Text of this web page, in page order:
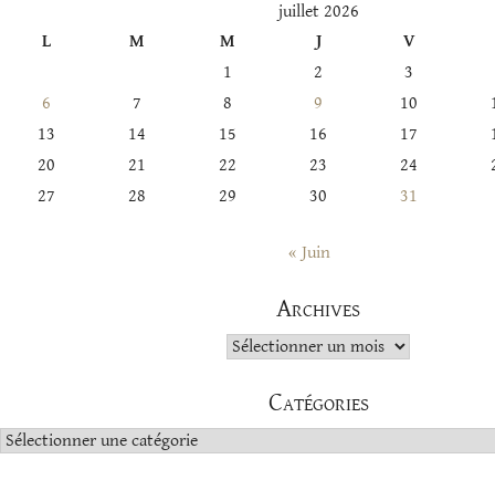
juillet 2026
L
M M J
V
1
2
3
6
7 8 9 10
13
14 15 16 17
20
21 22 23 24
27
28 29 30 31
« Juin
Archives
Archives
Catégories
Catégories